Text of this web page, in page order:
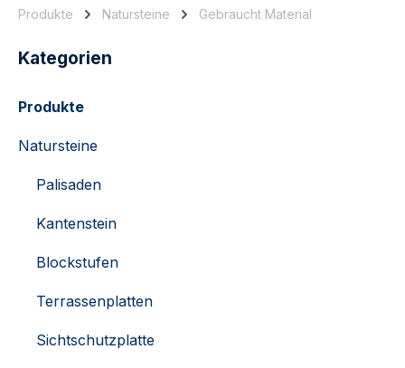
Produkte Natursteine Gebraucht Material
Kategorien
Produkte
Natursteine
Palisaden
Kantenstein
Blockstufen
Terrassenplatten
Sichtschutzplatte